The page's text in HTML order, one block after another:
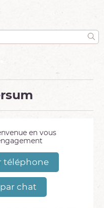
en vous
téléphone
chat